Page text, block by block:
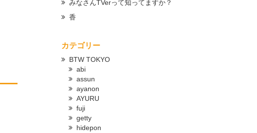
みなさんTVerって知ってますか？
香
カテゴリー
BTW TOKYO
abi
assun
ayanon
AYURU
fuji
getty
hidepon